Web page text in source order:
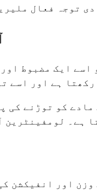
توجہ فعال
ایک مضبوط
ہے اور اسے
کو توڑنے کی
ہے۔
اور انفیکشن